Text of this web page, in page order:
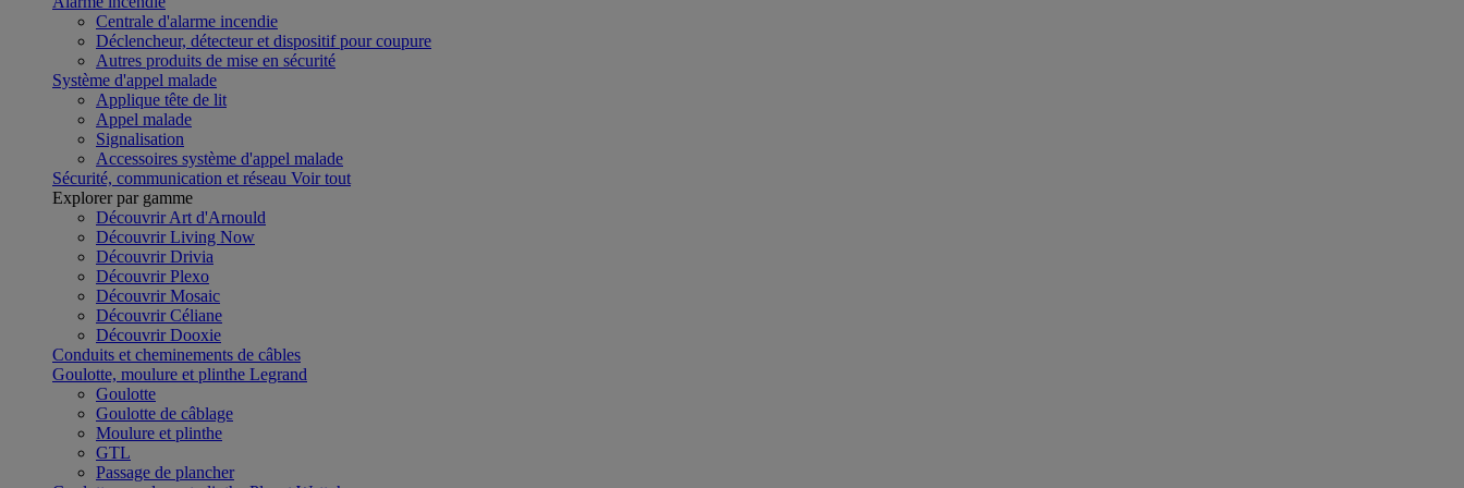
Centrale d'alarme incendie
Déclencheur, détecteur et dispositif pour coupure
Autres produits de mise en sécurité
Système d'appel malade
Applique tête de lit
Appel malade
Signalisation
Accessoires système d'appel malade
Sécurité, communication et réseau Voir tout
Explorer par gamme
Découvrir Art d'Arnould
Découvrir Living Now
Découvrir Drivia
Découvrir Plexo
Découvrir Mosaic
Découvrir Céliane
Découvrir Dooxie
Conduits et cheminements de câbles
Goulotte, moulure et plinthe Legrand
Goulotte
Goulotte de câblage
Moulure et plinthe
GTL
Passage de plancher